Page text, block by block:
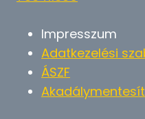
Impresszum
Adatkezelési
ÁSZF